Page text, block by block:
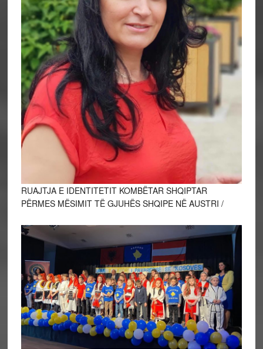
RUAJTJA E IDENTITETIT KOMBËTAR SHQIPTAR
PËRMES MËSIMIT TË GJUHËS SHQIPE NË AUSTRI /